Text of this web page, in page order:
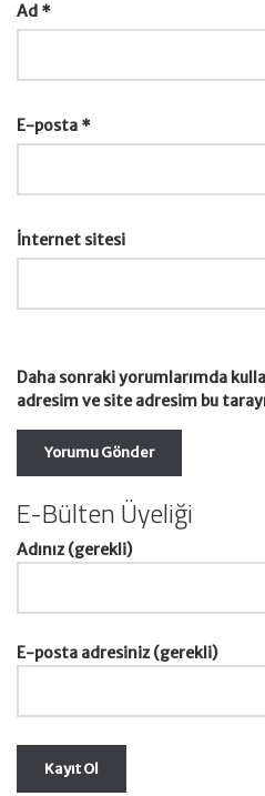
Ad *
E-posta *
İnternet sitesi
Daha sonraki yorumlarımda
adresim ve site adresim bu
E-Bülten Üyeliği
Adınız (gerekli)
E-posta adresiniz (gerekli)